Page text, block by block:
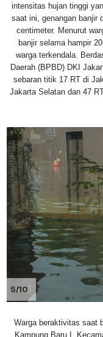
intensitas hujan tinggi
saat ini, genangan banjir
centimeter. Menurut
banjir selama hampir
warga terkendala.
Daerah (BPBD) DKI
sebaran titik 17 RT di
Jakarta Selatan dan 47
5/10
Warga beraktivitas saat
Kampung Baru I,